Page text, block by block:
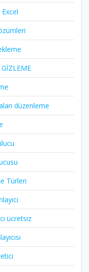
düzenleme
Türleri
ücretsiz